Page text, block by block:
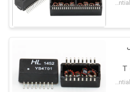
موصل
Preferential & Competitive MOQ:3000
Preferential & Competitive MOQ:3000